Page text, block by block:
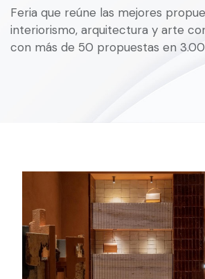
Feria que reúne las mejores
interiorismo, arquitectura y arte
con más de 50 propuestas en